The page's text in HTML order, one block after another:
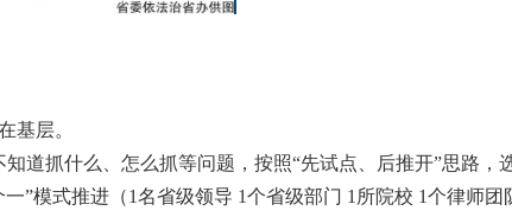
基层。
抓什么、怎么抓等问题，按照“先试点、后推开”思路，
”模式推进（1名省级领导 1个省级部门 1所院校 1个律师团